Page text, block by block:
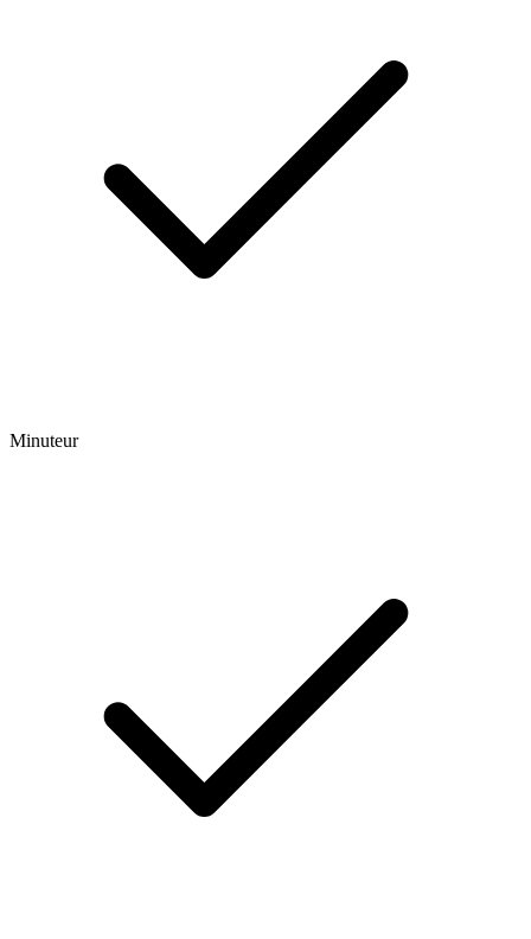
Minuteur